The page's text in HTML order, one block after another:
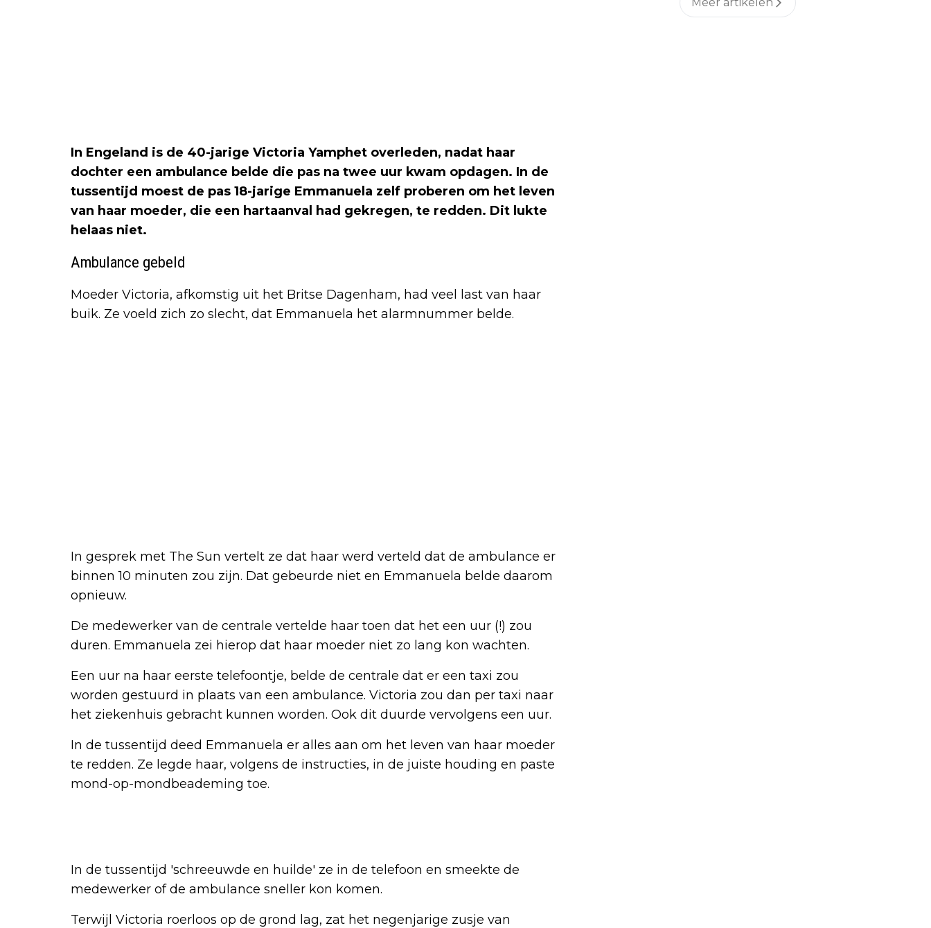
In Engeland is de 40-jarige Victoria Yamphet overleden, nadat haar
dochter een ambulance belde die pas na twee uur kwam opdagen. In de
tussentijd moest de pas 18-jarige Emmanuela zelf proberen om het leven
van haar moeder, die een hartaanval had gekregen, te redden. Dit lukte
helaas niet.
Ambulance gebeld
Moeder Victoria, afkomstig uit het Britse Dagenham, had veel last van haar
buik. Ze voeld zich zo slecht, dat Emmanuela het alarmnummer belde.
In gesprek met The Sun vertelt ze dat haar werd verteld dat de ambulance er
binnen 10 minuten zou zijn. Dat gebeurde niet en Emmanuela belde daarom
opnieuw.
De medewerker van de centrale vertelde haar toen dat het een uur (!) zou
duren. Emmanuela zei hierop dat haar moeder niet zo lang kon wachten.
Een uur na haar eerste telefoontje, belde de centrale dat er een taxi zou
worden gestuurd in plaats van een ambulance. Victoria zou dan per taxi naar
het ziekenhuis gebracht kunnen worden. Ook dit duurde vervolgens een uur.
In de tussentijd deed Emmanuela er alles aan om het leven van haar moeder
te redden. Ze legde haar, volgens de instructies, in de juiste houding en paste
mond-op-mondbeademing toe.
In de tussentijd 'schreeuwde en huilde' ze in de telefoon en smeekte de
medewerker of de ambulance sneller kon komen.
Terwijl Victoria roerloos op de grond lag, zat het negenjarige zusje van